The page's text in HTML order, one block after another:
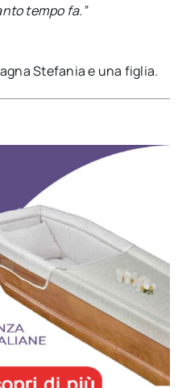
tempo fa.”
Stefania e una figlia.